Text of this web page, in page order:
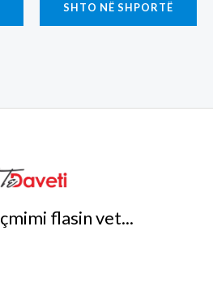
SHTO NË SHPORTË
flasin vet...